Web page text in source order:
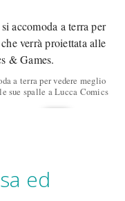
a terra per vedere meglio
sue spalle a Lucca Comics
ed